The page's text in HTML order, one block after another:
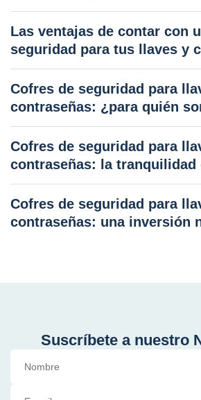
Las ventajas de contar con
seguridad para tus llaves y
Cofres de seguridad para
contraseñas: ¿para quién
Cofres de seguridad para
contraseñas: la tranquilidad
Cofres de seguridad para
contraseñas: una inversión
Suscríbete a nuestro